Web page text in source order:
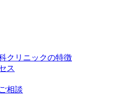
クリニックの特徴
ス
相談